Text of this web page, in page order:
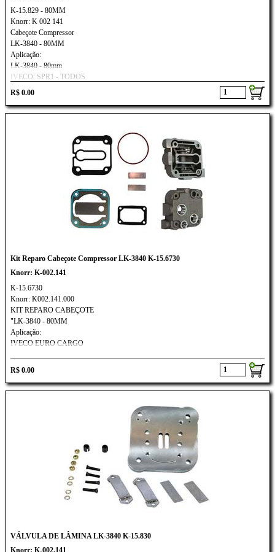
K-15.829 - 80MM
Knorr: K 002 141
Cabeçote Compressor
LK-3840 - 80MM
Aplicação:
LK-3840 - 80mm
IVECO: SPR1 - TODOS
R$ 0.00
Kit Reparo Cabeçote Compressor LK-3840 K-15.6730
Knorr: K-002.141
K-15.6730
Knorr: K002.141.000
KIT REPARO CABEÇOTE
"LK-3840 - 80MM
Aplicação:
IVECO EURO CARGO
R$ 0.00
VÁLVULA DE LÂMINA LK-3840 K-15.830
Knorr: K-002.141